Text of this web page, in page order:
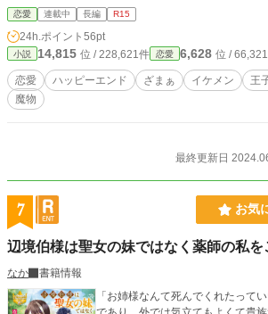
られた婚約破棄に従う他無く、婚約破棄を了承した
家は針のむしろになり、没落に追い込まれ、家族から
だ！と非難され、一生、肩身の狭い思いをしながら、
く事になったーーー ーーーな訳ありませんわ。 あんな馬鹿な公爵子息と、頭の
悪そうな男爵令嬢なんかに、良い様に扱われてたまるものです
の子爵令嬢なら、そういった未来が待っていたのかも
私は、貴方がたなんかが太刀打ち出来る相手ではございません
はゆるめとなっております。 よろしくお願いします。
恋愛 連載中 長編 R15
24h.ポイント 56pt
小説 14,815 位 / 228,621件 恋愛 6,628 位 /
恋愛 ハッピーエンド ざまぁ イケメン 王
魔物
最終更新日
7 お気
辺境伯様は聖女の妹ではなく薬師の私を
なか
書籍情報
「お姉様なんて死んでくれたっていいのに」 妹